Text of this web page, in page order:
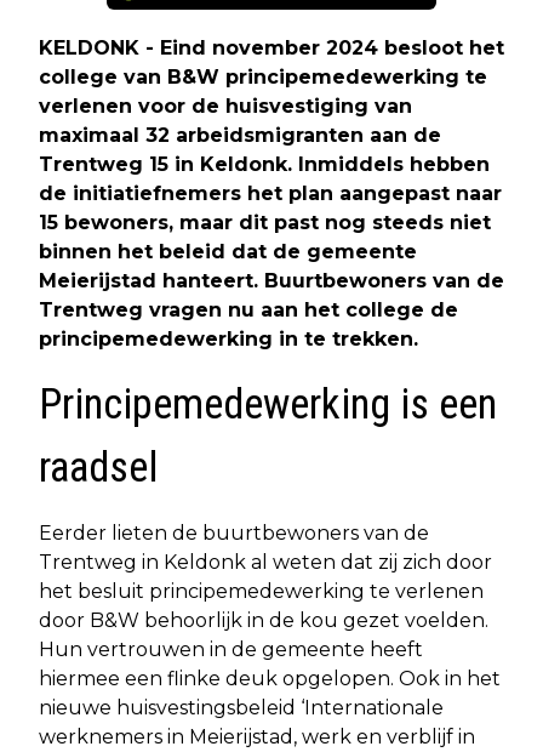
KELDONK - Eind november 2024 besloot het
college van B&W principemedewerking te
verlenen voor de huisvestiging van
maximaal 32 arbeidsmigranten aan de
Trentweg 15 in Keldonk. Inmiddels hebben
de initiatiefnemers het plan aangepast naar
15 bewoners, maar dit past nog steeds niet
binnen het beleid dat de gemeente
Meierijstad hanteert. Buurtbewoners van de
Trentweg vragen nu aan het college de
principemedewerking in te trekken.
Principemedewerking is een
raadsel
Eerder lieten de buurtbewoners van de
Trentweg in Keldonk al weten dat zij zich door
het besluit principemedewerking te verlenen
door B&W behoorlijk in de kou gezet voelden.
Hun vertrouwen in de gemeente heeft
hiermee een flinke deuk opgelopen. Ook in het
nieuwe huisvestingsbeleid ‘Internationale
werknemers in Meierijstad, werk en verblijf in